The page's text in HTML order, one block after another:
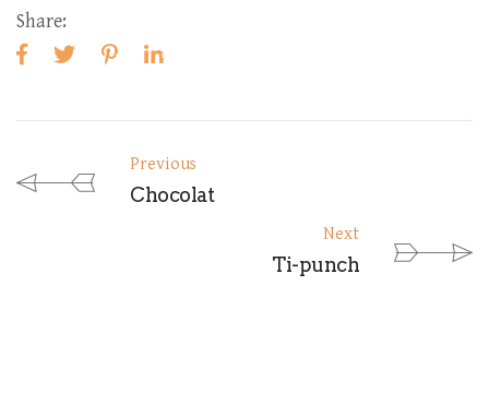
Share:
Previous
Chocolat
Next
Ti-punch